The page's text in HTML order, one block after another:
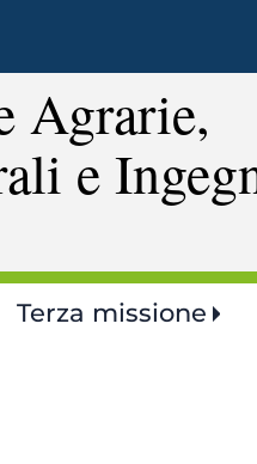
Agrarie,
e
Terza missione